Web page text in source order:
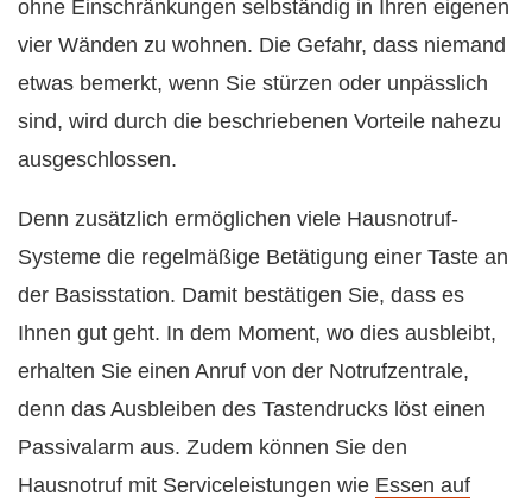
ohne Einschränkungen selbständig in Ihren eigenen
vier Wänden zu wohnen. Die Gefahr, dass niemand
etwas bemerkt, wenn Sie stürzen oder unpässlich
sind, wird durch die beschriebenen Vorteile nahezu
ausgeschlossen.
Denn zusätzlich ermöglichen viele Hausnotruf-
Systeme die regelmäßige Betätigung einer Taste an
der Basisstation. Damit bestätigen Sie, dass es
Ihnen gut geht. In dem Moment, wo dies ausbleibt,
erhalten Sie einen Anruf von der Notrufzentrale,
denn das Ausbleiben des Tastendrucks löst einen
Passivalarm aus. Zudem können Sie den
Hausnotruf mit Serviceleistungen wie Essen auf